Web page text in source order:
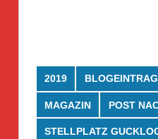
2019 BLOGEINTRAG
MAGAZIN POST
STELLPLATZ